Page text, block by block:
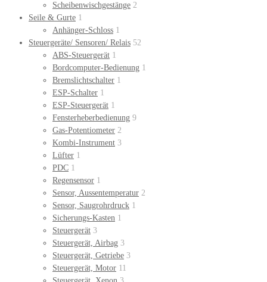
Scheibenwischgestänge 2
Seile & Gurte 1
Anhänger-Schloss 1
Steuergeräte/ Sensoren/ Relais 52
ABS-Steuergerät 1
Bordcomputer-Bedienung 1
Bremslichtschalter 1
ESP-Schalter 1
ESP-Steuergerät 1
Fensterheberbedienung 9
Gas-Potentiometer 2
Kombi-Instrument 3
Lüfter 1
PDC 1
Regensensor 1
Sensor, Aussentemperatur 2
Sensor, Saugrohrdruck 1
Sicherungs-Kasten 1
Steuergerät 3
Steuergerät, Airbag 3
Steuergerät, Getriebe 3
Steuergerät, Motor 11